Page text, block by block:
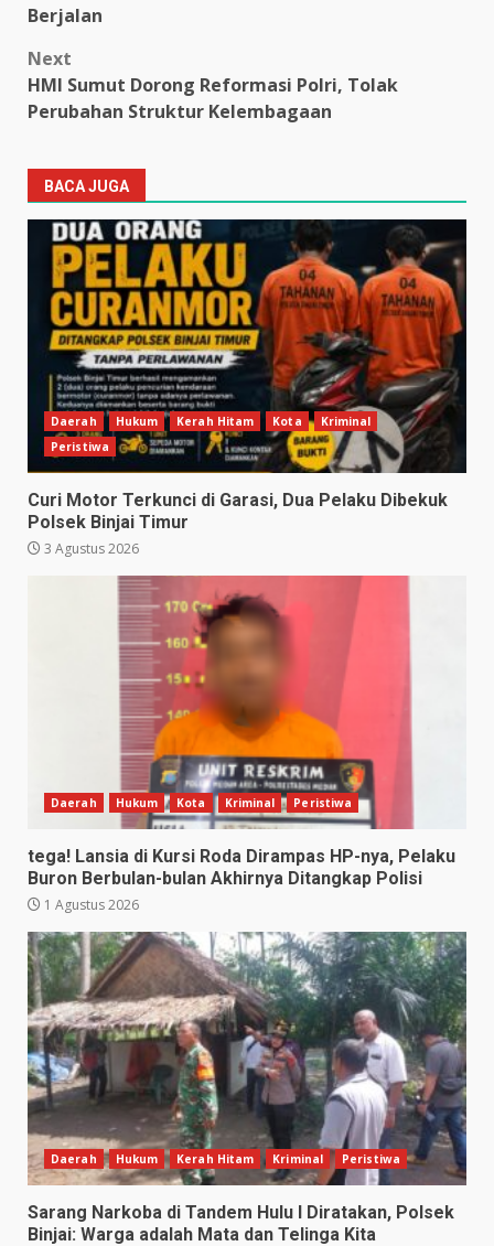
Berjalan
Next
HMI Sumut Dorong Reformasi Polri, Tolak
Perubahan Struktur Kelembagaan
BACA JUGA
Daerah Hukum Kerah Hitam Kota
Kriminal
Peristiwa
Curi Motor Terkunci di Garasi, Dua Pelaku Dibekuk
Polsek Binjai Timur
3 Agustus 2026
Daerah Hukum Kota Kriminal Peristiwa
tega! Lansia di Kursi Roda Dirampas HP-nya, Pelaku
Buron Berbulan-bulan Akhirnya Ditangkap Polisi
1 Agustus 2026
Daerah Hukum Kerah Hitam Kriminal Peristiwa
Sarang Narkoba di Tandem Hulu I Diratakan, Polsek
Binjai: Warga adalah Mata dan Telinga Kita